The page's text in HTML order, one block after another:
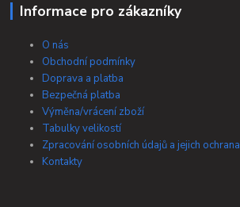
Informace pro zákazníky
O nás
Obchodní podmínky
Doprava a platba
Bezpečná platba
Výměna/vrácení zboží
Tabulky velikostí
Zpracování osobních údajů a jejich ochrana
Kontakty